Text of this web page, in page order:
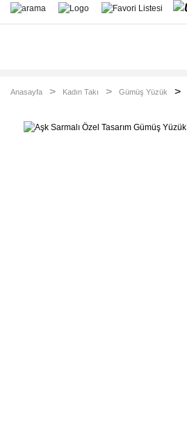
Anasayfa Kadın Takı Gümüş Yüzük